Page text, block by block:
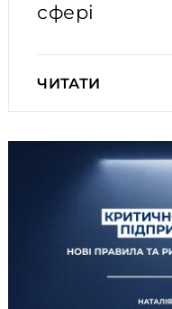
сфері
ЧИТАТИ